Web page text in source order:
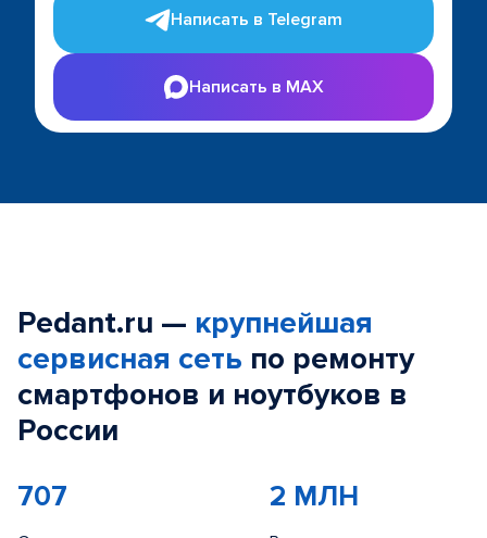
Написать в Telegram
Написать в MAX
Pedant.ru — крупнейшая
сервисная сеть по ремонту
смартфонов и ноутбуков в
России
707 2 МЛН